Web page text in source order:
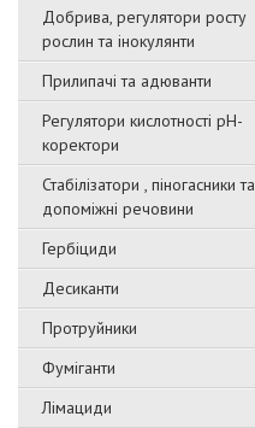
Добрива, регулятори росту
рослин та інокулянти
Прилипачі та адюванти
Регулятори кислотності pН-
коректори
Стабілізатори , піногасники та
допоміжні речовини
Гербіциди
Десиканти
Протруйники
Фуміганти
Лімациди